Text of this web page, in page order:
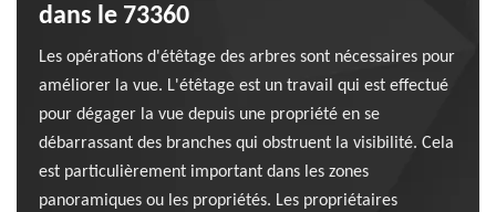
dans le 73360
Les opérations d'étêtage des arbres sont nécessaires pour
améliorer la vue. L'étêtage est un travail qui est effectué
pour dégager la vue depuis une propriété en se
débarrassant des branches qui obstruent la visibilité. Cela
est particulièrement important dans les zones
panoramiques ou les propriétés. Les propriétaires